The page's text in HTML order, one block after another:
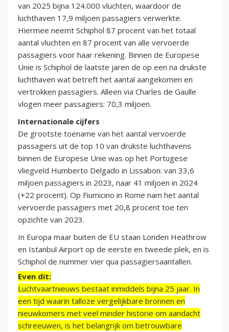
van 2025 bijna 124.000 vluchten, waardoor de
luchthaven 17,9 miljoen passagiers verwerkte.
Hiermee neemt Schiphol 87 procent van het totaal
aantal vluchten en 87 procent van alle vervoerde
passagiers voor haar rekening. Binnen de Europese
Unie is Schiphol de laatste jaren de op een na drukste
luchthaven wat betreft het aantal aangekomen en
vertrokken passagiers. Alleen via Charles de Gaulle
vlogen meer passagiers: 70,3 miljoen.
Internationale cijfers
De grootste toename van het aantal vervoerde
passagiers uit de top 10 van drukste luchthavens
binnen de Europese Unie was op het Portugese
vliegveld Humberto Delgado in Lissabon: van 33,6
miljoen passagiers in 2023, naar 41 miljoen in 2024
(+22 procent). Op Fiumicino in Rome nam het aantal
vervoerde passagiers met 20,8 procent toe ten
opzichte van 2023.
In Europa maar buiten de EU staan Londen Heathrow
en Istanbul Airport op de eerste en tweede plek, en is
Schiphol de nummer vier qua passagiersaantallen.
Even dit:
Luchtvaartnieuws bestaat inmiddels bijna 25 jaar. In
een tijd waarin talloze vergelijkbare bronnen en
nieuwkomers met veel minder historie om aandacht
schreeuwen, is het belangrijk om betrouwbare